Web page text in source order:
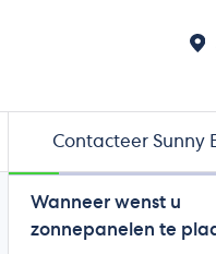
BeoordelingenContacteer Sunny
Wanneer wenst u
zonnepanelen te